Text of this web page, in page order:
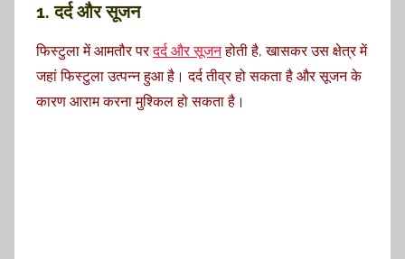
1. दर्द और सूजन
फिस्टुला में आमतौर परदर्द और सूजनहोती है, खासकर उस क्षेत्र में
जहां फिस्टुला उत्पन्न हुआ है। दर्द तीव्र हो सकता है और सूजन के
कारण आराम करना मुश्किल हो सकता है।